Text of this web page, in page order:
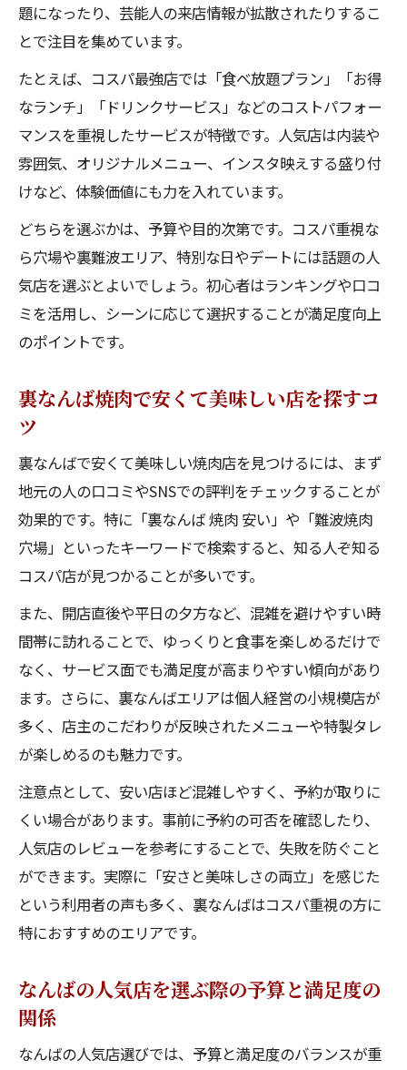
題になったり、芸能人の来店情報が拡散されたりするこ
とで注目を集めています。
たとえば、コスパ最強店では「食べ放題プラン」「お得
なランチ」「ドリンクサービス」などのコストパフォー
マンスを重視したサービスが特徴です。人気店は内装や
雰囲気、オリジナルメニュー、インスタ映えする盛り付
けなど、体験価値にも力を入れています。
どちらを選ぶかは、予算や目的次第です。コスパ重視な
ら穴場や裏難波エリア、特別な日やデートには話題の人
気店を選ぶとよいでしょう。初心者はランキングや口コ
ミを活用し、シーンに応じて選択することが満足度向上
のポイントです。
裏なんば焼肉で安くて美味しい店を探すコ
ツ
裏なんばで安くて美味しい焼肉店を見つけるには、まず
地元の人の口コミやSNSでの評判をチェックすることが
効果的です。特に「裏なんば 焼肉 安い」や「難波焼肉
穴場」といったキーワードで検索すると、知る人ぞ知る
コスパ店が見つかることが多いです。
また、開店直後や平日の夕方など、混雑を避けやすい時
間帯に訪れることで、ゆっくりと食事を楽しめるだけで
なく、サービス面でも満足度が高まりやすい傾向があり
ます。さらに、裏なんばエリアは個人経営の小規模店が
多く、店主のこだわりが反映されたメニューや特製タレ
が楽しめるのも魅力です。
注意点として、安い店ほど混雑しやすく、予約が取りに
くい場合があります。事前に予約の可否を確認したり、
人気店のレビューを参考にすることで、失敗を防ぐこと
ができます。実際に「安さと美味しさの両立」を感じた
という利用者の声も多く、裏なんばはコスパ重視の方に
特におすすめのエリアです。
なんばの人気店を選ぶ際の予算と満足度の
関係
なんばの人気店選びでは、予算と満足度のバランスが重